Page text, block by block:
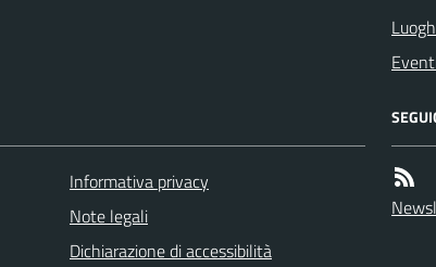
Informativa privacy
Note legali
Dichiarazione di accessibilità